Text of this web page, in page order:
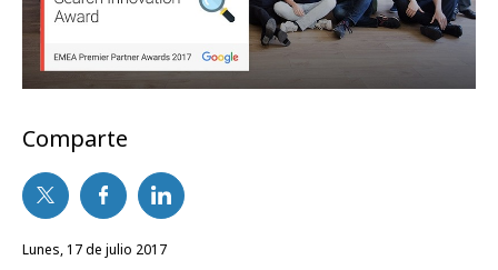
Comparte
lunes, 17 de julio 2017